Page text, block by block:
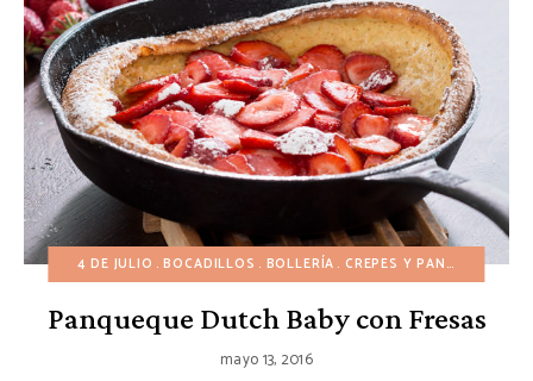
4 DE JULIO BOCADILLOS BOLLERÍA CREPES Y PANQUEQUES
Panqueque Dutch Baby con Fresas
mayo 13, 2016